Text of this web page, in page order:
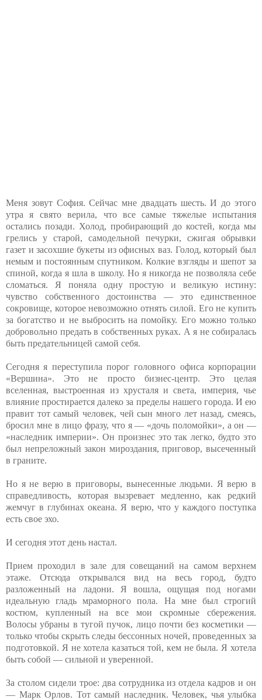
Меня зовут София. Сейчас мне двадцать шесть. И до этого
утра я свято верила, что все самые тяжелые испытания
остались позади. Холод, пробирающий до костей, когда мы
грелись у старой, самодельной печурки, сжигая обрывки
газет и засохшие букеты из офисных ваз. Голод, который был
немым и постоянным спутником. Колкие взгляды и шепот за
спиной, когда я шла в школу. Но я никогда не позволяла себе
сломаться. Я поняла одну простую и великую истину:
чувство собственного достоинства — это единственное
сокровище, которое невозможно отнять силой. Его не купить
за богатство и не выбросить на помойку. Его можно только
добровольно предать в собственных руках. А я не собиралась
быть предательницей самой себя.
Сегодня я переступила порог головного офиса корпорации
«Вершина». Это не просто бизнес-центр. Это целая
вселенная, выстроенная из хрусталя и света, империя, чье
влияние простирается далеко за пределы нашего города. И ею
правит тот самый человек, чей сын много лет назад, смеясь,
бросил мне в лицо фразу, что я — «дочь поломойки», а он —
«наследник империи». Он произнес это так легко, будто это
был непреложный закон мироздания, приговор, высеченный
в граните.
Но я не верю в приговоры, вынесенные людьми. Я верю в
справедливость, которая вызревает медленно, как редкий
жемчуг в глубинах океана. Я верю, что у каждого поступка
есть свое эхо.
И сегодня этот день настал.
Прием проходил в зале для совещаний на самом верхнем
этаже. Отсюда открывался вид на весь город, будто
разложенный на ладони. Я вошла, ощущая под ногами
идеальную гладь мраморного пола. На мне был строгий
костюм, купленный на все мои скромные сбережения.
Волосы убраны в тугой пучок, лицо почти без косметики —
только чтобы скрыть следы бессонных ночей, проведенных за
подготовкой. Я не хотела казаться той, кем не была. Я хотела
быть собой — сильной и уверенной.
За столом сидели трое: два сотрудника из отдела кадров и он
— Марк Орлов. Тот самый наследник. Человек, чья улыбка